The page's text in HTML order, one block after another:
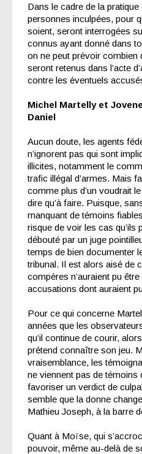
Dans le cadre de la pratique
personnes inculpées, pour
soient, seront interrogées
connus ayant donné dans
on ne peut prévoir combien
seront retenus dans l’acte
contre les éventuels
Michel Martelly et
Daniel
Aucun doute, les agents
n’ignorent pas qui sont
illicites, notamment le
trafic illégal d’armes. Mais
comme plus d’un voudrait
dire qu’à faire. Puisque,
manquant de témoins
risque de voir les cas qu’ils
débouté par un juge
temps de bien documenter
tribunal. Il est alors aisé de
compères n’auraient pu
accusations dont auraient
Pour ce qui concerne
années que les
qu’il continue de courir,
prétend connaître son jeu.
vraisemblance, les
ne viennent pas de témoins
favoriser un verdict de
semble que la donne
Mathieu Joseph, à la barre
Quant à Moïse, qui
pouvoir, même au-delà de